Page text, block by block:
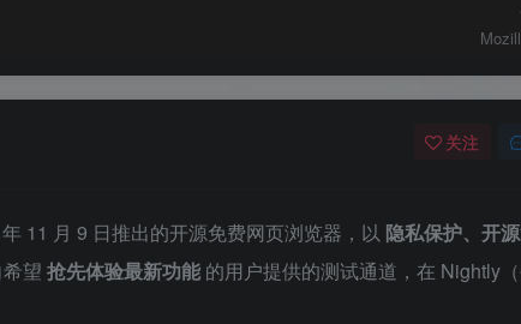
关注
11 月 9 日推出的开源免费网页浏览器，以 隐私保护、开
望 抢先体验最新功能 的用户提供的测试通道，在 Nightly